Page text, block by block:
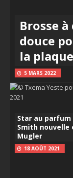
Brosse
douce
la plaque
5 MARS 2022
Star au parfum
Smith nouvelle
Mugler
18 AOÛT 2021